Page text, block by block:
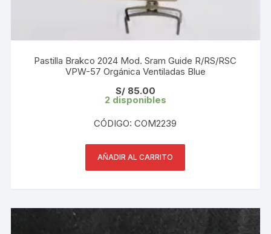
Pastilla Brakco 2024 Mod. Sram Guide R/RS/RSC
VPW-57 Orgánica Ventiladas Blue
S/85.00
2 disponibles
CÓDIGO: COM2239
AÑADIR AL CARRITO